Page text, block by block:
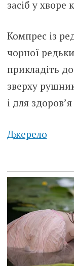
засіб у хворе
Компрес із
чорної
прикладіть
зверху
і для здоров’я
Джерело